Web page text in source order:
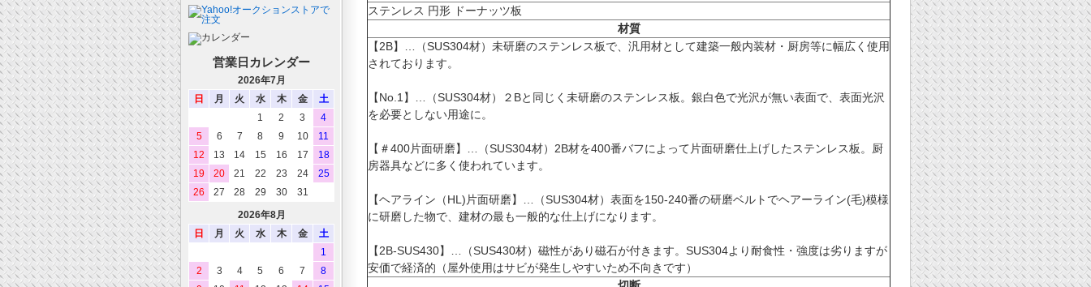
ステンレス 円形 ドーナッツ板
材質
【2B】…（SUS304材）未研磨のステンレス板で、汎用材として建築一般内装材・厨房等に幅広く使用
されております。
【No.1】…（SUS304材）２Bと同じく未研磨のステンレス板。銀白色で光沢が無い表面で、表面光沢
を必要としない用途に。
【＃400片面研磨】…（SUS304材）2B材を400番バフによって片面研磨仕上げしたステンレス板。厨
房器具などに多く使われています。
【ヘアライン（HL)片面研磨】…（SUS304材）表面を150-240番の研磨ベルトでヘアーライン(毛)模様
に研磨した物で、建材の最も一般的な仕上げになります。
【2B-SUS430】…（SUS430材）磁性があり磁石が付きます。SUS304より耐食性・強度は劣りますが
安価で経済的（屋外使用はサビが発生しやすいため不向きです）
営業日カレンダー
2026年7月
日
月 火 水 木 金
土
1
2 3
4
5
6 7 8 9 10
11
12
13 14 15 16 17
18
19
20 21 22 23 24
25
26
27 28 29 30
31
2026年8月
日
月 火 水 木 金
土
1
2
3 4 5 6 7
8